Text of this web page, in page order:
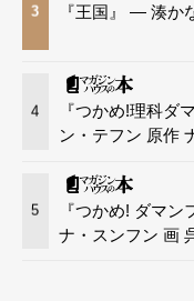
3 『王国』 — 湊か
4
『つかめ!理科ダ
ン・テフン 原作
5
『つかめ! ダマ
ナ・スンフン 画